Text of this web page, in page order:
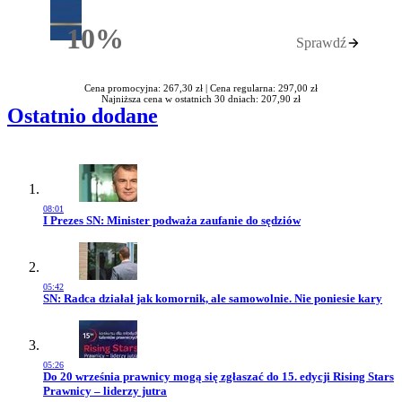
10%Rabatu Sprawdź
Cena promocyjna: 267,30 zł | Cena regularna: 297,00 zł
Najniższa cena w ostatnich 30 dniach: 207,90 zł
Ostatnio dodane
08:01
Przejdź do artykułu:
I Prezes SN: Minister podważa zaufanie do sędziów
05:42
Przejdź do artykułu:
SN: Radca działał jak komornik, ale samowolnie. Nie poniesie kary
05:26
Przejdź do artykułu:
Do 20 września prawnicy mogą się zgłaszać do 15. edycji Rising Stars
Prawnicy – liderzy jutra